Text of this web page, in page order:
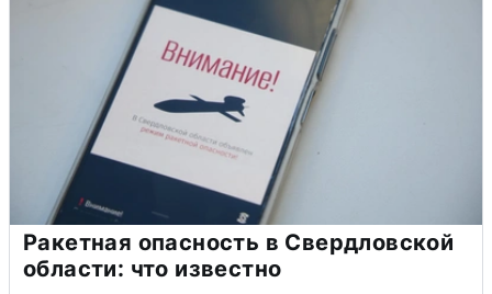
Ракетная опасность в Свердловской
области: что известно